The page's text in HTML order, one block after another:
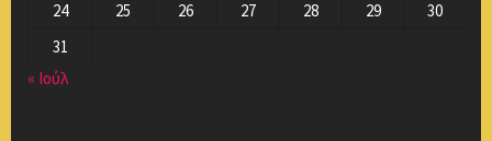
24
25 26 27 28 29
30
31
« Ιούλ